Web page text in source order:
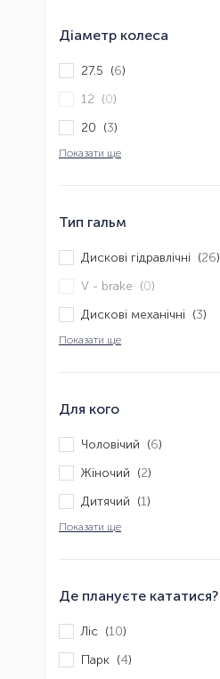
Діаметр колеса
27.5 (6)
12 (0)
20 (3)
Показати ще
Тип гальм
Дискові гідравлічні (26)
V - brake (0)
Дискові механічні (3)
Показати ще
Для кого
Чоловічий (6)
Жіночий (2)
Дитячий (1)
Показати ще
Де плануєте кататися?
Ліс (10)
Парк (4)